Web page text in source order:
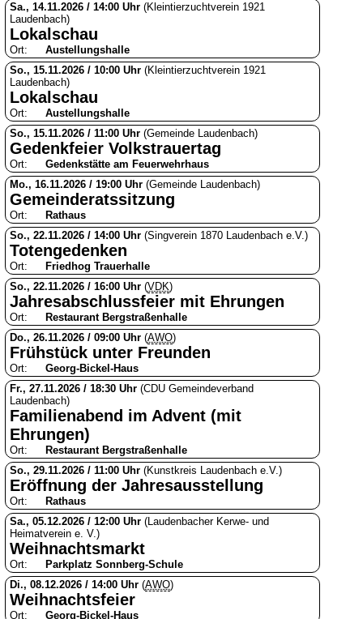
Sa., 14.11.2026 / 14:00 Uhr(Kleintierzuchtverein 1921
Laudenbach)
Lokalschau
Ort:
Austellungshalle
So., 15.11.2026 / 10:00 Uhr(Kleintierzuchtverein 1921
Laudenbach)
Lokalschau
Ort:
Austellungshalle
So., 15.11.2026 / 11:00 Uhr(Gemeinde Laudenbach)
Gedenkfeier Volkstrauertag
Ort:
Gedenkstätte am Feuerwehrhaus
Mo., 16.11.2026 / 19:00 Uhr(Gemeinde Laudenbach)
Gemeinderatssitzung
Ort:
Rathaus
So., 22.11.2026 / 14:00 Uhr(Singverein 1870 Laudenbach e.V.)
Totengedenken
Ort:
Friedhog Trauerhalle
So., 22.11.2026 / 16:00 Uhr(VDK)
Jahresabschlussfeier mit Ehrungen
Ort:
Restaurant Bergstraßenhalle
Do., 26.11.2026 / 09:00 Uhr(AWO)
Frühstück unter Freunden
Ort:
Georg-Bickel-Haus
Fr., 27.11.2026 / 18:30 Uhr(CDU Gemeindeverband
Laudenbach)
Familienabend im Advent (mit
Ehrungen)
Ort:
Restaurant Bergstraßenhalle
So., 29.11.2026 / 11:00 Uhr(Kunstkreis Laudenbach e.V.)
Eröffnung der Jahresausstellung
Ort:
Rathaus
Sa., 05.12.2026 / 12:00 Uhr(Laudenbacher Kerwe- und
Heimatverein e. V.)
Weihnachtsmarkt
Ort:
Parkplatz Sonnberg-Schule
Di., 08.12.2026 / 14:00 Uhr(AWO)
Weihnachtsfeier
Ort: Georg-Bickel-Haus